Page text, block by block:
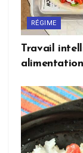
RÉGIME
Travail